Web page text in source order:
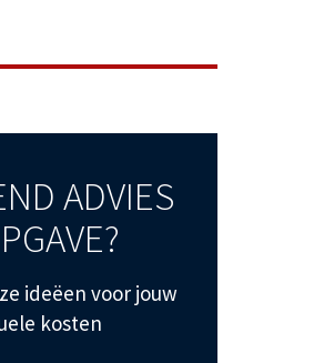
ADVIES
ideëen voor jouw
kosten